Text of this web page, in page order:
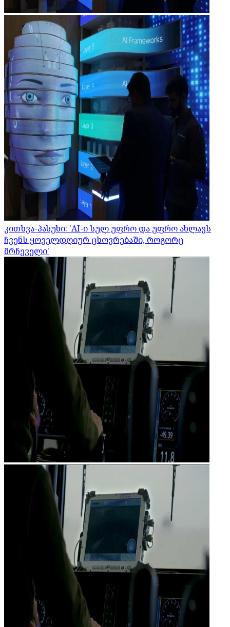
კითხვა-პასუხი: 'AI-ი სულ უფრო და უფრო ახლავს
ჩვენს ყოველდღიურ ცხოვრებაში, როგორც
მრჩეველი'